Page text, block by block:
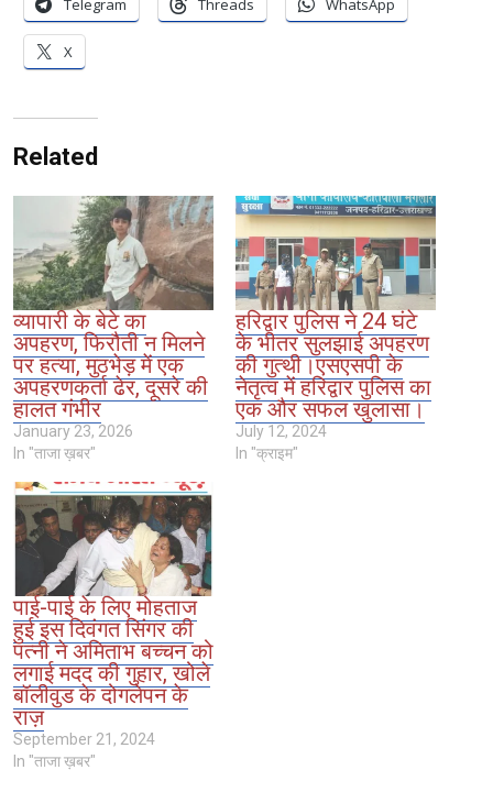
Telegram Threads WhatsApp
X
Related
व्यापारी के बेटे का
अपहरण, फिरौती न मिलने
पर हत्या, मुठभेड़ में एक
अपहरणकर्ता ढेर, दूसरे की
हालत गंभीर
January 23, 2026
In "ताजा ख़बर"
हरिद्वार पुलिस ने 24 घंटे
के भीतर सुलझाई अपहरण
की गुत्थी।एसएसपी के
नेतृत्व में हरिद्वार पुलिस का
एक और सफल खुलासा।
July 12, 2024
In "क्राइम"
पाई-पाई के लिए मोहताज
हुई इस दिवंगत सिंगर की
पत्नी ने अमिताभ बच्चन को
लगाई मदद की गुहार, खोले
बॉलीवुड के दोगलेपन के
राज़
September 21, 2024
In "ताजा ख़बर"